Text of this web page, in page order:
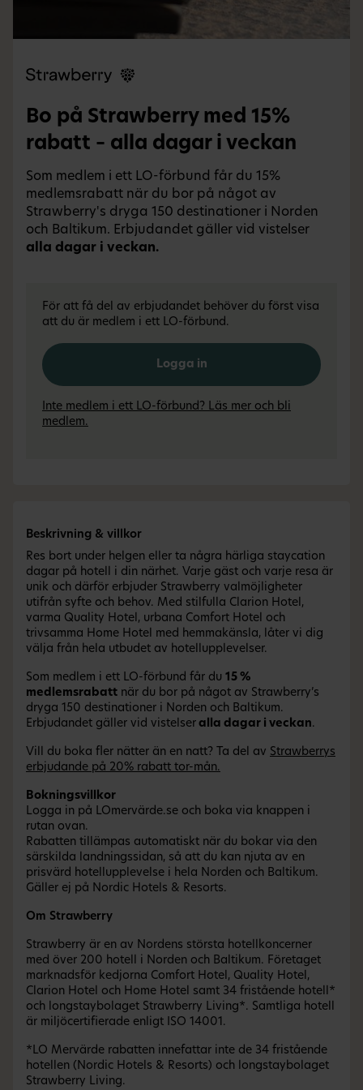
Bo på Strawberry med 15%
rabatt – alla dagar i veckan
Som medlem i ett LO-förbund får du 15%
medlemsrabatt när du bor på något av
Strawberry's dryga 150 destinationer i Norden
och Baltikum. Erbjudandet gäller vid vistelser
alla dagar i veckan.
För att få del av erbjudandet behöver du först visa
att du är medlem i ett LO-förbund.
Logga in
Inte medlem i ett LO-förbund? Läs mer och bli
medlem.
Beskrivning & villkor
Res bort under helgen eller ta några härliga staycation
dagar på hotell i din närhet. Varje gäst och varje resa är
unik och därför erbjuder Strawberry valmöjligheter
utifrån syfte och behov. Med stilfulla Clarion Hotel,
varma Quality Hotel, urbana Comfort Hotel och
trivsamma Home Hotel med hemmakänsla, låter vi dig
välja från hela utbudet av hotellupplevelser.
Som medlem i ett LO-förbund får du 15 %
medlemsrabatt när du bor på något av Strawberry’s
dryga 150 destinationer i Norden och Baltikum.
Erbjudandet gäller vid vistelser alla dagar i veckan.
Vill du boka fler nätter än en natt? Ta del av Strawberrys
erbjudande på 20% rabatt tor-mån.
Bokningsvillkor
Logga in på LOmervärde.se och boka via knappen i
rutan ovan.
Rabatten tillämpas automatiskt när du bokar via den
särskilda landningssidan, så att du kan njuta av en
prisvärd hotellupplevelse i hela Norden och Baltikum.
Gäller ej på Nordic Hotels & Resorts.
Om Strawberry
Strawberry är en av Nordens största hotellkoncerner
med över 200 hotell i Norden och Baltikum. Företaget
marknadsför kedjorna Comfort Hotel, Quality Hotel,
Clarion Hotel och Home Hotel samt 34 fristående hotell*
och longstaybolaget Strawberry Living*. Samtliga hotell
är miljöcertifierade enligt ISO 14001.
*LO Mervärde rabatten innefattar inte de 34 fristående
hotellen (Nordic Hotels & Resorts) och longstaybolaget
Strawberry Living.